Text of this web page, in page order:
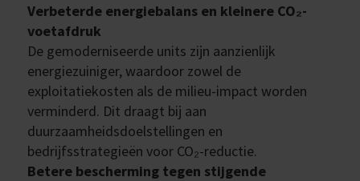
Verbeterde energiebalans en kleinere CO₂-
voetafdruk
De gemoderniseerde units zijn aanzienlijk
energiezuiniger, waardoor zowel de
exploitatiekosten als de milieu-impact worden
verminderd. Dit draagt bij aan
duurzaamheidsdoelstellingen en
bedrijfsstrategieën voor CO₂-reductie.
Betere bescherming tegen stijgende